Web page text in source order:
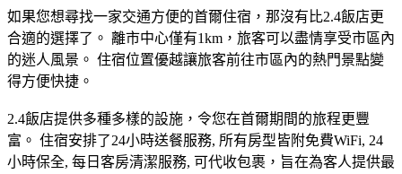
如果您想尋找一家交通方便的首爾住宿，那沒有比2.4飯店更
合適的選擇了。 離市中心僅有1km，旅客可以盡情享受市區內
的迷人風景。 住宿位置優越讓旅客前往市區內的熱門景點變
得方便快捷。
2.4飯店提供多種多樣的設施，令您在首爾期間的旅程更豐
富。 住宿安排了24小時送餐服務, 所有房型皆附免費WiFi, 24
小時保全, 每日客房清潔服務, 可代收包裹，旨在為客人提供最